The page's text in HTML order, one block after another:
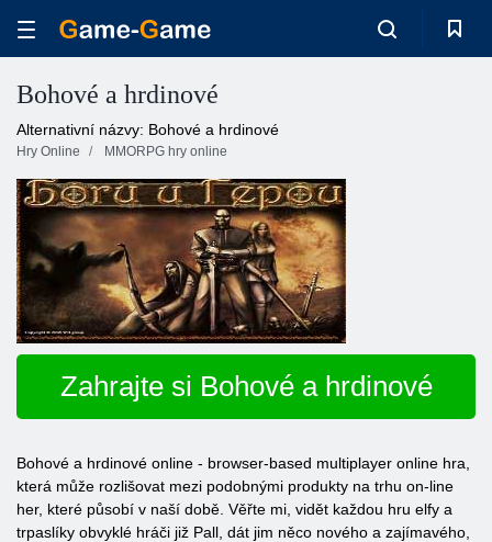
Bohové a hrdinové
Alternativní názvy: Bohové a hrdinové
Hry Online MMORPG hry online
Zahrajte si Bohové a hrdinové
Bohové a hrdinové online - browser-based multiplayer online hra,
která může rozlišovat mezi podobnými produkty na trhu on-line
her, které působí v naší době. Věřte mi, vidět každou hru elfy a
trpaslíky obvyklé hráči již Pall, dát jim něco nového a zajímavého,